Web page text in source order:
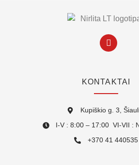
KONTAKTAI
Kupiškio g. 3,
I-V : 8:00 – 17:00 VI-VII :
+370 41 440535